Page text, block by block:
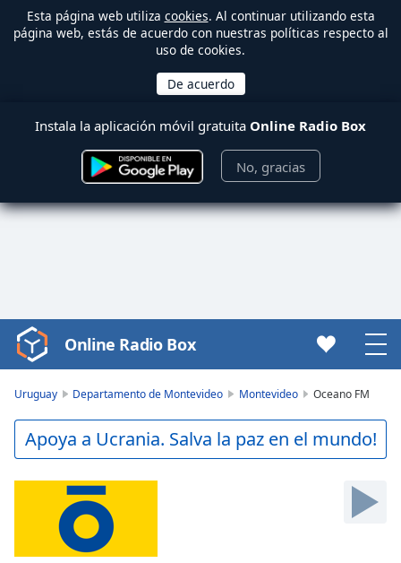
Esta página web utiliza cookies. Al continuar utilizando esta
página web, estás de acuerdo con nuestras políticas respecto al
uso de cookies.
Instala la aplicación móvil gratuita Online Radio Box
No, gracias
Video
Player
Play
Video
Mute
Online Radio Box
Uruguay Departamento de Montevideo Montevideo Oceano FM
Apoya a Ucrania. Salva la paz en el mundo!